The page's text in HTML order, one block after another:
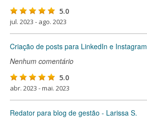
5.0
jul. 2023 - ago. 2023
Criação de posts para LinkedIn e Instagram
Nenhum comentário
5.0
abr. 2023 - mai. 2023
Redator para blog de gestão - Larissa S.